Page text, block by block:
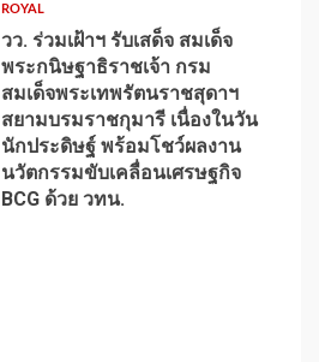
ROYAL
วว. ร่วมเฝ้าฯ รับเสด็จ สมเด็จ
พระกนิษฐาธิราชเจ้า กรม
สมเด็จพระเทพรัตนราชสุดาฯ
สยามบรมราชกุมารี เนื่องในวัน
นักประดิษฐ์ พร้อมโชว์ผลงาน
นวัตกรรมขับเคลื่อนเศรษฐกิจ
BCG ด้วย วทน.